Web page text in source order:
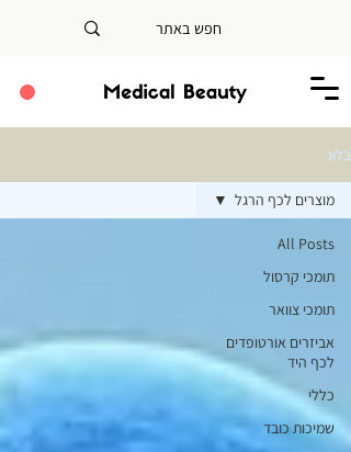
בלוג
All Posts
תומכי קרסול
תומכי צוואר
אביזרים אורטופדים
לכף היד
כללי
שמיכות כובד
מוצרים לכף הרגל